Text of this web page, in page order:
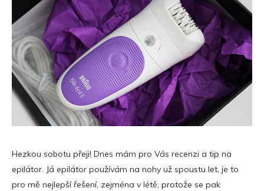
Hezkou sobotu přeji! Dnes mám pro Vás recenzi a tip na
epilátor. Já epilátor používám na nohy už spoustu let, je to
pro mě nejlepší řešení, zejména v létě, protože se pak